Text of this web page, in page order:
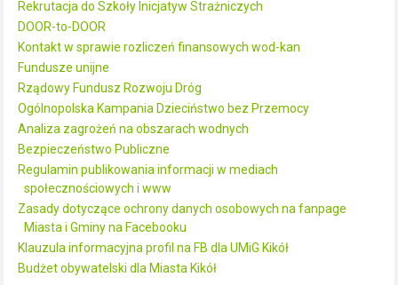
Rekrutacja do Szkoły Inicjatyw Strażniczych
DOOR-to-DOOR
Kontakt w sprawie rozliczeń finansowych wod-kan
Fundusze unijne
Rządowy Fundusz Rozwoju Dróg
Ogólnopolska Kampania Dzieciństwo bez Przemocy
Analiza zagrożeń na obszarach wodnych
Bezpieczeństwo Publiczne
Regulamin publikowania informacji w mediach
społecznościowych i www
Zasady dotyczące ochrony danych osobowych na fanpage
Miasta i Gminy na Facebooku
Klauzula informacyjna profil na FB dla UMiG Kikół
Budżet obywatelski dla Miasta Kikół